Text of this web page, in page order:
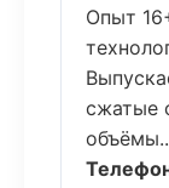
Опыт
сжатые